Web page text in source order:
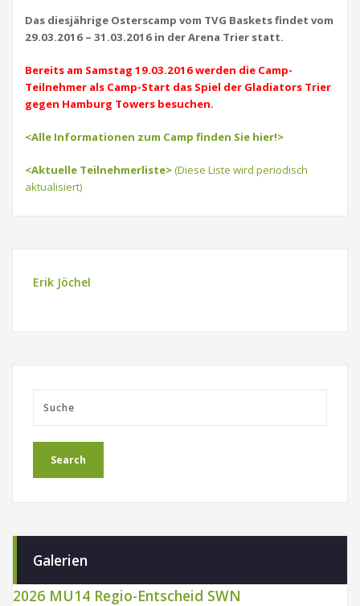
Das diesjährige Osterscamp vom TVG Baskets findet vom
29.03.2016 – 31.03.2016 in der Arena Trier statt.
Bereits am Samstag 19.03.2016 werden die Camp-
Teilnehmer als Camp-Start das Spiel der Gladiators Trier
gegen Hamburg Towers besuchen.
<Alle Informationen zum Camp finden Sie hier!>
<Aktuelle Teilnehmerliste>(Diese Liste wird periodisch
aktualisiert)
Erik Jöchel
Galerien
2026 MU14 Regio-Entscheid SWN